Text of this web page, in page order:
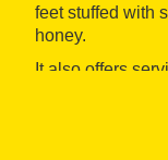
feet stuffed with
honey.
It also offers
Verda,